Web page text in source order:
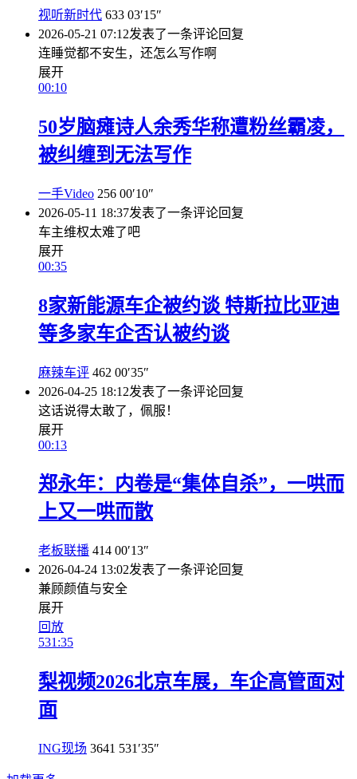
视听新时代 633 03′15″
2026-05-21 07:12发表了一条评论回复
连睡觉都不安生，还怎么写作啊
展开
00:10
50岁脑瘫诗人余秀华称遭粉丝霸凌，
被纠缠到无法写作
一手Video 256 00′10″
2026-05-11 18:37发表了一条评论回复
车主维权太难了吧
展开
00:35
8家新能源车企被约谈 特斯拉比亚迪
等多家车企否认被约谈
麻辣车评 462 00′35″
2026-04-25 18:12发表了一条评论回复
这话说得太敢了，佩服！
展开
00:13
郑永年：内卷是“集体自杀”，一哄而
上又一哄而散
老板联播 414 00′13″
2026-04-24 13:02发表了一条评论回复
兼顾颜值与安全
展开
回放
531:35
梨视频2026北京车展，车企高管面对
面
ING现场 3641 531′35″